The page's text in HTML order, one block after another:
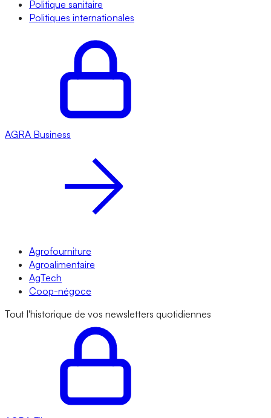
Politique sanitaire
Politiques internationales
AGRA Business
Agrofourniture
Agroalimentaire
AgTech
Coop-négoce
Tout l'historique de vos newsletters quotidiennes